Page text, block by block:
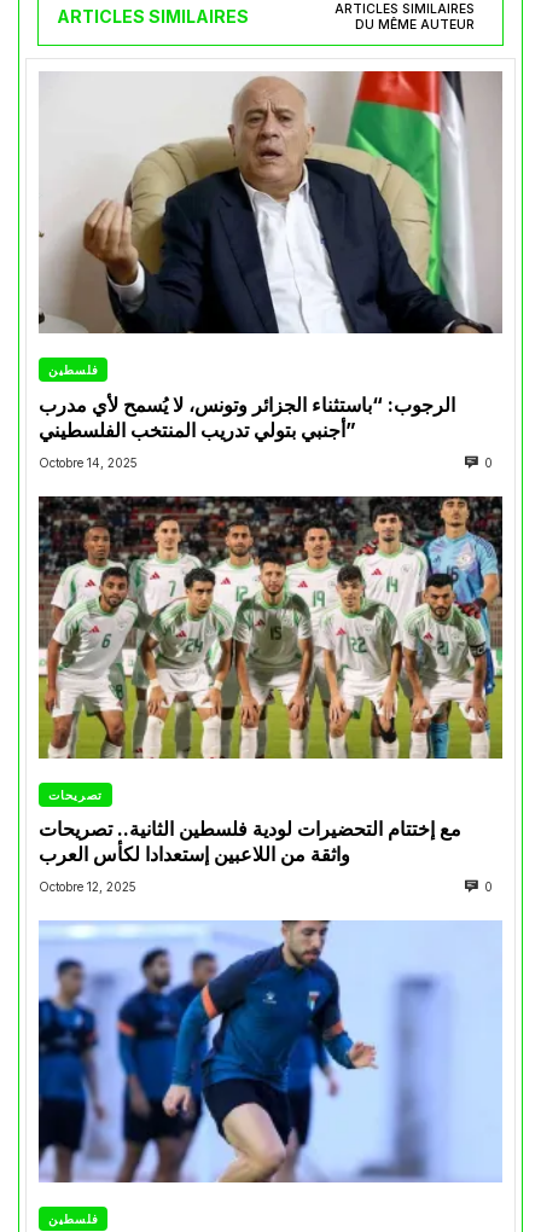
ARTICLES SIMILAIRES
ARTICLES SIMILAIRES
DU MÊME AUTEUR
فلسطين
الرجوب: “باستثناء الجزائر وتونس، لا يُسمح لأي مدرب
أجنبي بتولي تدريب المنتخب الفلسطيني”
Octobre 14, 2025 0
تصريحات
مع إختتام التحضيرات لودية فلسطين الثانية.. تصريحات
واثقة من اللاعبين إستعدادا لكأس العرب
Octobre 12, 2025 0
فلسطين